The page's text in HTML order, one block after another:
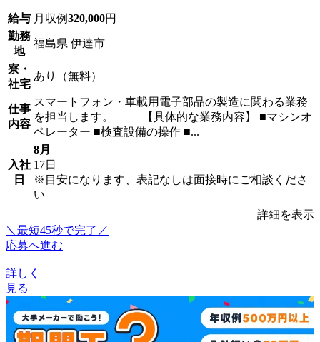
給与 月収例320,000円
勤務
地
福島県 伊達市
寮・
社宅
あり（無料）
仕事
内容
スマートフォン・車載用電子部品の製造に関わる業務
を担当します。 【具体的な業務内容】 ■マシンオ
ペレーター ■検査設備の操作 ■...
入社
日
8月
17日
※目安になります、表記なしは面接時にご相談くださ
い
詳細を表示
＼最短45秒で完了／
応募へ進む
詳しく
見る